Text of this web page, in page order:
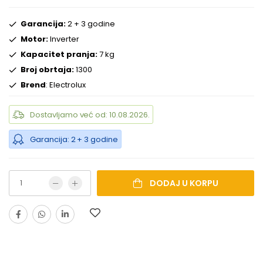
Garancija:2 + 3 godine
Motor:Inverter
Kapacitet pranja:7 kg
Broj obrtaja:1300
Brend: Electrolux
Dostavljamo već od: 10.08.2026.
Garancija: 2 + 3 godine
DODAJ U KORPU